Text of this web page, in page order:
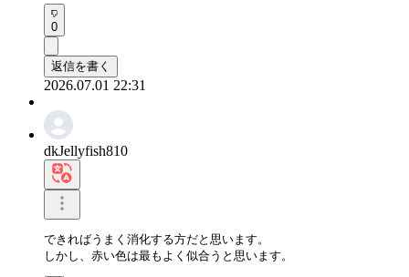
0
返信を書く
2026.07.01 22:31
dkJellyfish810
できればうまく消化する方だと思います。
しかし、赤い色は最もよく似合うと思います。